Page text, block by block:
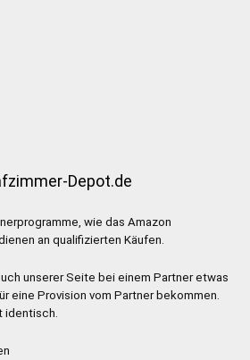
Depot.de
wie das Amazon
an qualifizierten Käufen.
unserer Seite bei einem Partner etwas
eine Provision vom Partner bekommen.
identisch.